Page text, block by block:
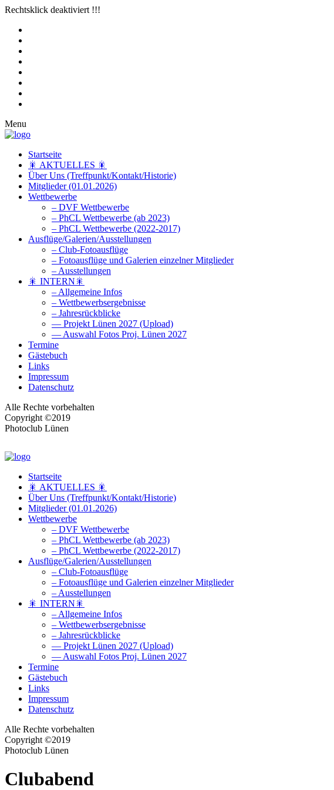
Rechtsklick deaktiviert !!!
Menu
Startseite
🎇 AKTUELLES 🎇
Über Uns (Treffpunkt/Kontakt/Historie)
Mitglieder (01.01.2026)
Wettbewerbe
– DVF Wettbewerbe
– PhCL Wettbewerbe (ab 2023)
– PhCL Wettbewerbe (2022-2017)
Ausflüge/Galerien/Ausstellungen
– Club-Fotoausflüge
– Fotoausflüge und Galerien einzelner Mitglieder
– Ausstellungen
🎇 INTERN🎇
– Allgemeine Infos
– Wettbewerbsergebnisse
– Jahresrückblicke
— Projekt Lünen 2027 (Upload)
— Auswahl Fotos Proj. Lünen 2027
Termine
Gästebuch
Links
Impressum
Datenschutz
Alle Rechte vorbehalten
Copyright ©2019
Photoclub Lünen
Startseite
🎇 AKTUELLES 🎇
Über Uns (Treffpunkt/Kontakt/Historie)
Mitglieder (01.01.2026)
Wettbewerbe
– DVF Wettbewerbe
– PhCL Wettbewerbe (ab 2023)
– PhCL Wettbewerbe (2022-2017)
Ausflüge/Galerien/Ausstellungen
– Club-Fotoausflüge
– Fotoausflüge und Galerien einzelner Mitglieder
– Ausstellungen
🎇 INTERN🎇
– Allgemeine Infos
– Wettbewerbsergebnisse
– Jahresrückblicke
— Projekt Lünen 2027 (Upload)
— Auswahl Fotos Proj. Lünen 2027
Termine
Gästebuch
Links
Impressum
Datenschutz
Alle Rechte vorbehalten
Copyright ©2019
Photoclub Lünen
Clubabend